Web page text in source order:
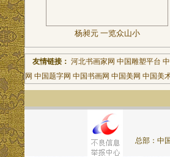
杨昶元 一览众山小
友情链接： 河北书画家网 中国雕塑平台
网 中国题字网 中国书画网 中国美网 中国美
总部：中